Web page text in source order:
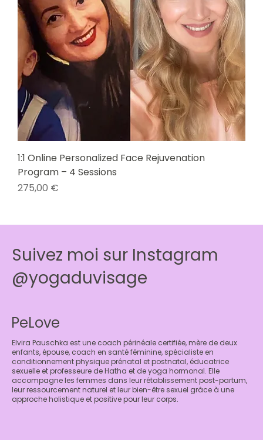
1:1 Online Personalized Face Rejuvenation
Program – 4 Sessions
Prix
275,00 €
PeLove
Elvira Pauschka est une coach périnéale certifiée, mère de deux
enfants, épouse, coach en santé féminine, spécialiste en
conditionnement physique prénatal et postnatal, éducatrice
sexuelle et professeure de Hatha et de yoga hormonal. Elle
accompagne les femmes dans leur rétablissement post-partum,
leur ressourcement naturel et leur bien-être sexuel grâce à une
approche holistique et positive pour leur corps.
Suivez moi sur Instagram
@yogaduvisage